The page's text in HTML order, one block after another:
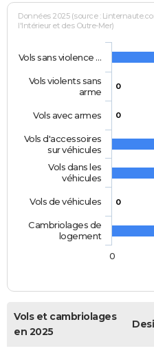
Données 2025 (source :
l'Intérieur et des Outre-Mer)
0
0
0
Vols sans violence …
Vols violents sans
arme
Vols avec armes
Vols d'accessoires
sur véhicules
Vols dans les
véhicules
Vols de véhicules
Cambriolages de
logement
0
Vols et cambriolages
en 2025